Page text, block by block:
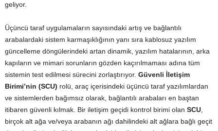
geliyor.
Üçüncü taraf uygulamaların sayısındaki artış ve bağlantılı
arabalardaki sistem karmaşıklığının yanı sıra kablosuz yazılım
güncelleme döngülerindeki artan dinamik, yazılım hatalarının, arka
kapıların ve mimari sorunların gözden kaçırılmaması adına tüm
sistemin test edilmesi sürecini zorlaştırıyor. Güvenli İletişim
Birimi’nin (SCU) rolü, araç içerisindeki üçüncü taraf yazılımlardan
ve sistemlerden bağımsız olarak, bağlantılı arabaları en baştan
itibaren güvenli kılmak. Bir iletişim geçidi kontrol birimi olan SCU
birçok alt ağa ve/veya arabanın ağı dahilindeki alt ağlara bağlı geçit